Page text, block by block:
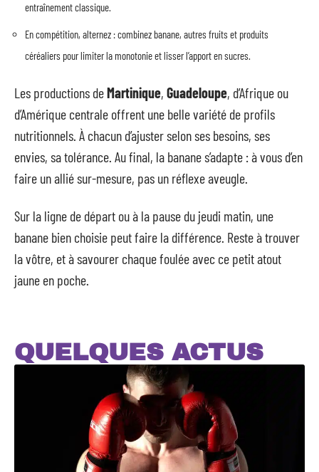
entraînement classique.
En compétition, alternez : combinez banane, autres fruits et produits
céréaliers pour limiter la monotonie et lisser l’apport en sucres.
Les productions deMartinique, Guadeloupe, d’Afrique ou
d’Amérique centrale offrent une belle variété de profils
nutritionnels. À chacun d’ajuster selon ses besoins, ses
envies, sa tolérance. Au final, la banane s’adapte : à vous d’en
faire un allié sur-mesure, pas un réflexe aveugle.
Sur la ligne de départ ou à la pause du jeudi matin, une
banane bien choisie peut faire la différence. Reste à trouver
la vôtre, et à savourer chaque foulée avec ce petit atout
jaune en poche.
QUELQUES ACTUS